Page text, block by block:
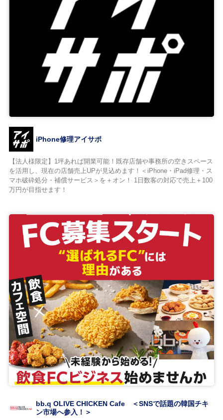
iPhone修理アイサポ
【法人様限定】1坪あれば開業可能！既存店舗や事務所の空きスペース
を活用し、現在の店舗売上UPが見込めます！＜iPhone・iPad修理・ス
マホ破砕処分・補償サービス＞を＋オン！ 1日数客の対応で売上＋100
万円が目指せます！
bb.q OLIVE CHICKEN Cafe ＜SNSで話題の韓国チキ
ン市場へ参入！＞